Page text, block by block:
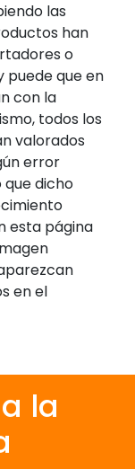
las
han
o
puede que en
con la
todos los
valorados
error
que dicho
esta página
en el
la